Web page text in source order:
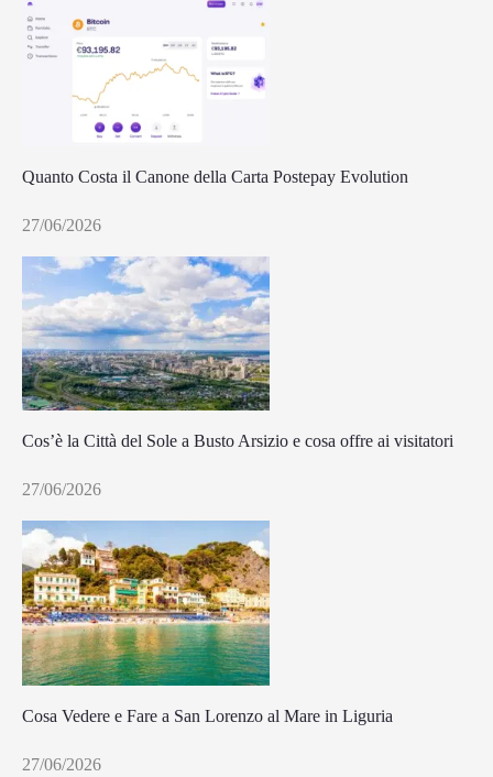
Quanto Costa il Canone della Carta Postepay Evolution
27/06/2026
Cos’è la Città del Sole a Busto Arsizio e cosa offre ai visitatori
27/06/2026
Cosa Vedere e Fare a San Lorenzo al Mare in Liguria
27/06/2026